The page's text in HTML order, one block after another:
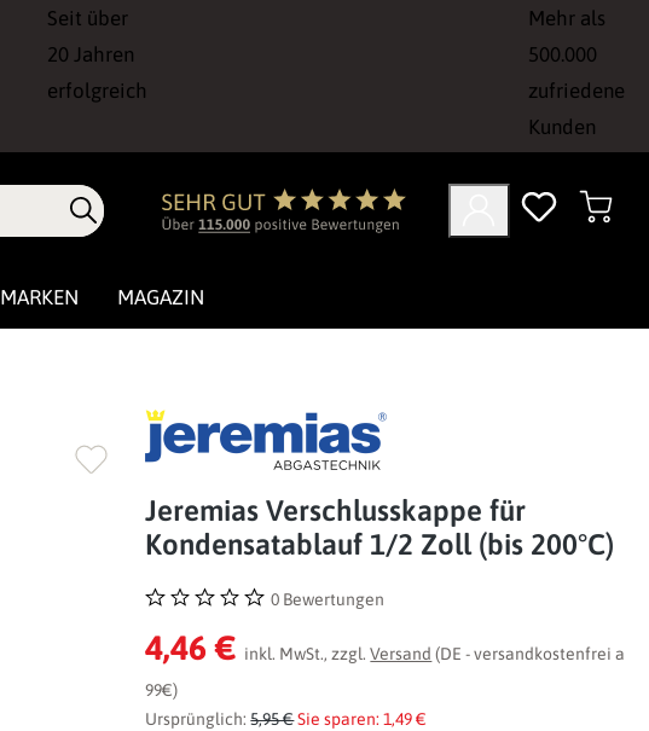
Seit über
20 Jahren
erfolgreich
Mehr als
500.000
zufriedene
Kunden
MARKEN MAGAZIN
Jeremias Verschlusskappe für
Kondensatablauf 1/2 Zoll (bis 200°C)
Durchschnittliche Bewertung von 0 von 5 Sternen
0 Bewertungen
4,46 € inkl. MwSt., zzgl.Versand (DE - versandkostenfrei ab
99€)
Ursprünglich:5,95 €Sie sparen: 1,49 €